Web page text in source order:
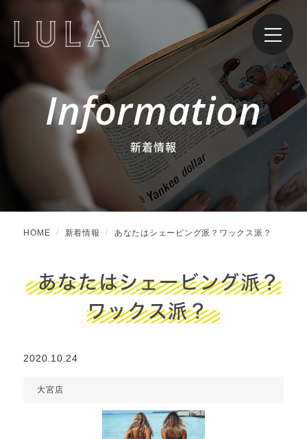
Information
新着情報
HOME 新着情報 あなたはシェービング派？ワックス派？
あなたはシェービング派？
ワックス派？
2020.10.24
大宮店